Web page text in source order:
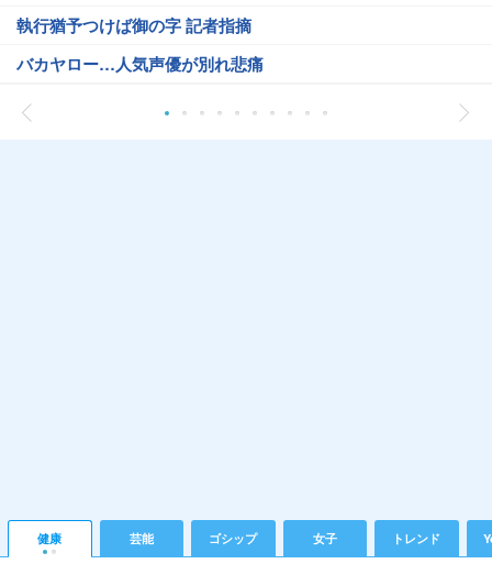
執行猶予つけば御の字 記者指摘
バカヤロー…人気声優が別れ悲痛
健康 芸能 ゴシップ 女子 トレンド